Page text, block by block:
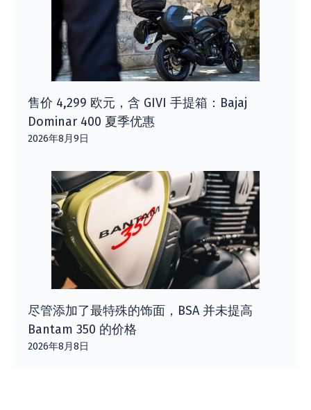
售价 4,299 欧元，含 GIVI 手提箱：Bajaj
Dominar 400 夏季优惠
2026年8月9日
尽管添加了最特殊的饰面，BSA 并未提高
Bantam 350 的价格
2026年8月8日